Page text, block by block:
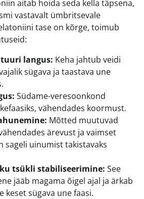
aitab hoida seda kella täpsena,
vastavalt ümbritsevale
tase on kõrge, toimub
langus: Keha jahtub veidi
sügava ja taastava une
Südame-veresoonkond
vähendades koormust.
Mõtted muutuvad
ärevust ja vaimset
sageli uinumist takistavaks
tsükli stabiliseerimine: See
jääb magama õigel ajal ja ärkab
keset sügava une faasi.